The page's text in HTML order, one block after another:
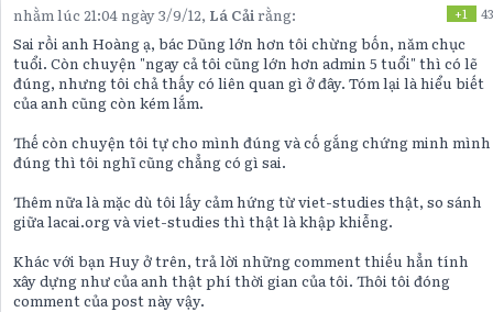
nhằm lúc 21:04 ngày 3/9/12, Lá Cảirằng: +1 43
Sai rồi anh Hoàng ạ, bác Dũng lớn hơn tôi chừng bốn, năm chục
tuổi. Còn chuyện "ngay cả tôi cũng lớn hơn admin 5 tuổi" thì có lẽ
đúng, nhưng tôi chả thấy có liên quan gì ở đây. Tóm lại là hiểu biết
của anh cũng còn kém lắm.
Thế còn chuyện tôi tự cho mình đúng và cố gắng chứng minh mình
đúng thì tôi nghĩ cũng chẳng có gì sai.
Thêm nữa là mặc dù tôi lấy cảm hứng từ viet-studies thật, so sánh
giữa lacai.org và viet-studies thì thật là khập khiễng.
Khác với bạn Huy ở trên, trả lời những comment thiếu hẳn tính
xây dựng như của anh thật phí thời gian của tôi. Thôi tôi đóng
comment của post này vậy.